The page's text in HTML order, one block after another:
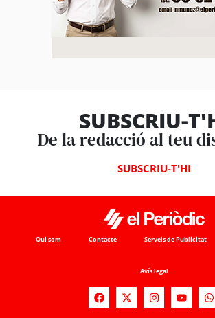
SUBSCRIU-
De la redacció al teu
SUBSCRIU-T'HI
Qui som Contacte Serveis de Publicitat
Avís legal